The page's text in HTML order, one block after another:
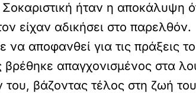
ήταν η αποκάλυψη
είχαν αδικήσει στο παρελθόν.
να αποφανθεί για τις πράξεις
βρέθηκε απαγχονισμένος στα
βάζοντας τέλος στη ζωή